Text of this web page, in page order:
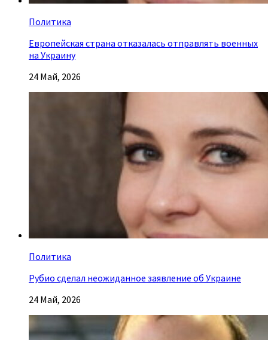
Политика
Европейская страна отказалась отправлять военных
на Украину
24 Май, 2026
Политика
Рубио сделал неожиданное заявление об Украине
24 Май, 2026